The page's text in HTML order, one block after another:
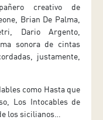
creativo de
Brian De Palma,
Dario Argento,
sonora de cintas
justamente,
como Hasta que
Los Intocables de
los sicilianos…